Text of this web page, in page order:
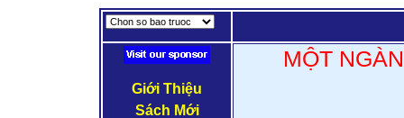
Giới Thiệu
Sách Mới
MỘT